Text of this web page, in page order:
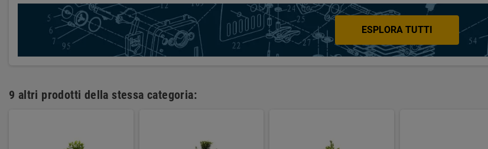
ESPLORA TUTTI
9 altri prodotti della stessa categoria: